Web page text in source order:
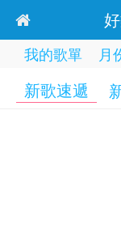
我的歌單 月
新歌速遞